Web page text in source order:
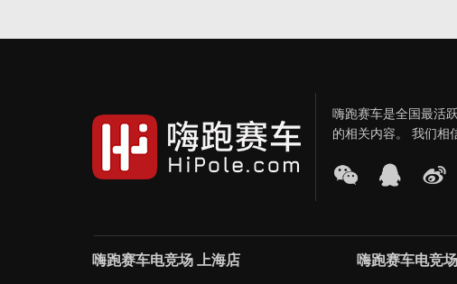
嗨跑赛车是全国最活
的相关内容。 我们相
嗨跑赛车电竞场 上海店 嗨跑赛车电竞